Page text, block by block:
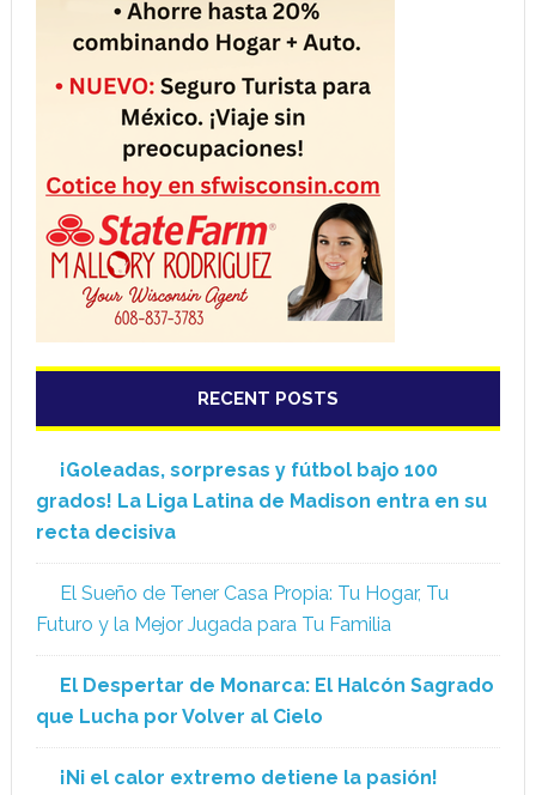
RECENT POSTS
¡Goleadas, sorpresas y fútbol bajo 100
grados! La Liga Latina de Madison entra en su
recta decisiva
El Sueño de Tener Casa Propia: Tu Hogar, Tu
Futuro y la Mejor Jugada para Tu Familia
El Despertar de Monarca: El Halcón Sagrado
que Lucha por Volver al Cielo
¡Ni el calor extremo detiene la pasión!